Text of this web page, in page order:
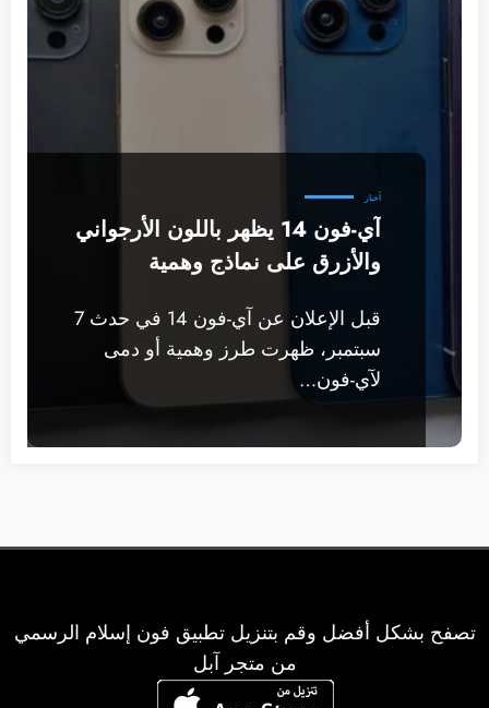
أخبار
آي-فون 14 يظهر باللون الأرجواني
والأزرق على نماذج وهمية
قبل الإعلان عن آي-فون 14 في حدث 7
سبتمبر، ظهرت طرز وهمية أو دمى
لآي-فون…
تصفح بشكل أفضل وقم بتنزيل تطبيق فون إسلام الرسمي
من متجر آبل